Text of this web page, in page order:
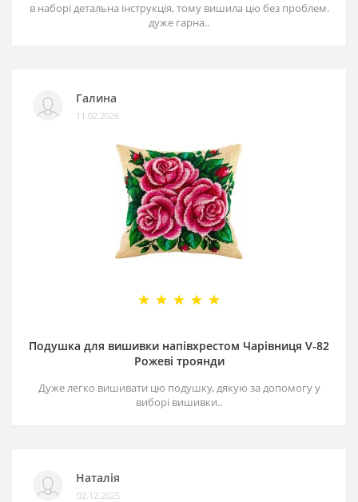
в наборі детальна інструкція, тому вишила цю без проблем.
дуже гарна..
Галина
11.02.2026
Подушка для вишивки напівхрестом Чарівниця V-82
Рожеві троянди
Дуже легко вишивати цю подушку, дякую за допомогу у
виборі вишивки..
Наталія
02.12.2025